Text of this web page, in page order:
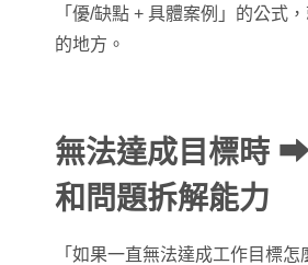
「優/缺點 + 具體案例」的公式
的地方。
無法達成目標時 ➡
和問題拆解能力
「如果一直無法達成工作目標